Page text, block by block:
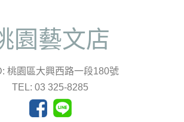
園藝文店
桃園區大興西路一段180號
TEL: 03 325-8285